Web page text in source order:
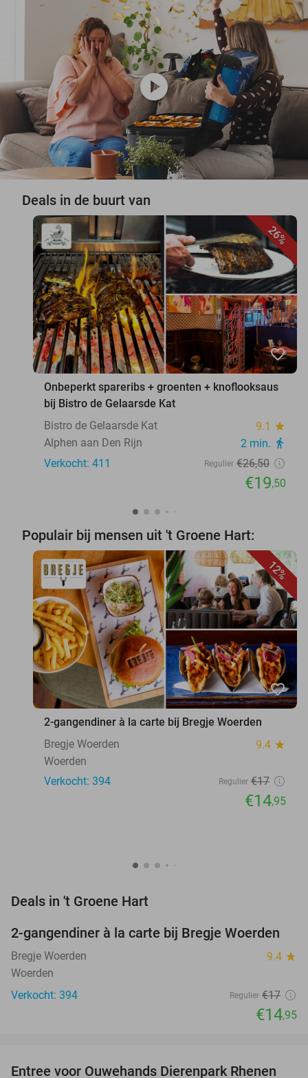
play_circle
Deals in de buurt van
26%
favorite_border
Onbeperkt spareribs + groenten + knoflooksaus
bij Bistro de Gelaarsde Kat
Bistro de Gelaarsde Kat
9.1 star
Alphen aan Den Rijn 2 min. directions_walk
Verkocht: 411 Regulier €26,50
€19,50
Populair bij mensen uit 't Groene Hart:
12%
favorite_border
2-gangendiner à la carte bij Bregje Woerden
Bregje Woerden
9.4 star
Woerden
Verkocht: 394
Regulier €17
€14,95
Deals in 't Groene Hart
12%
2-gangendiner à la carte bij Bregje Woerden
Bregje Woerden 9.4 star
Woerden
Verkocht: 394
Regulier €17
€14,95
Entree voor Ouwehands Dierenpark Rhenen